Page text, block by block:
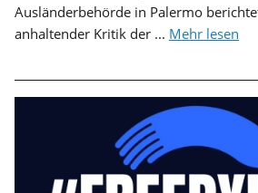
Ausländerbehörde in Palermo
anhaltender Kritik der ... Mehr lesen